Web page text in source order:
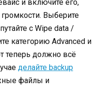
и включите его,
Выберите
с Wipe data /
категорию Advanced и
теперь должно всё
делайте backup
файлы и